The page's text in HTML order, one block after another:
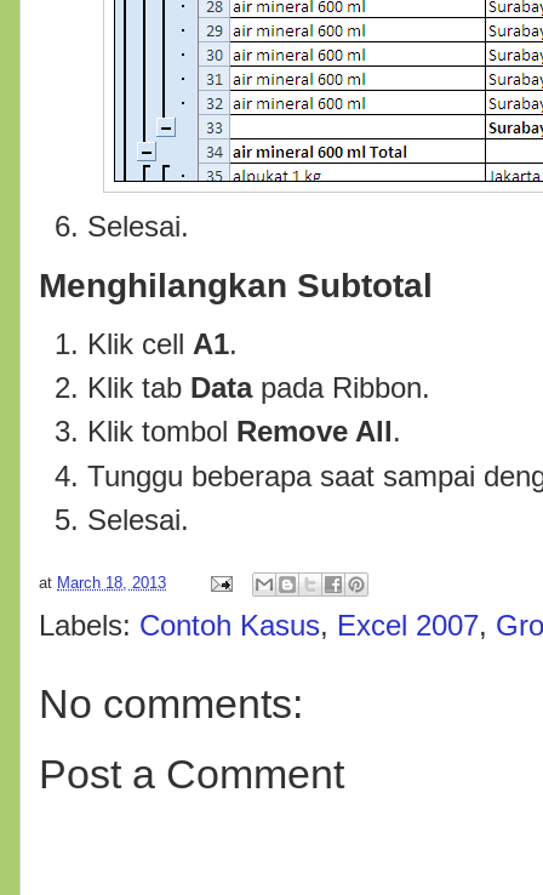
Selesai.
Menghilangkan Subtotal
Klik cell A1.
Klik tab Datapada Ribbon.
Klik tombol
Remove All .
Tunggu beberapa saat sampai
Selesai.
at March 18, 2013
Labels: Contoh Kasus, Excel 2007,
No comments:
Post a Comment